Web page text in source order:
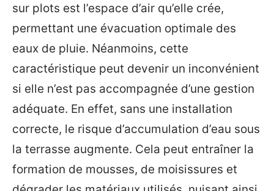
sur plots est l’espace d’air qu’elle crée,
permettant une évacuation optimale des
eaux de pluie. Néanmoins, cette
caractéristique peut devenir un inconvénient
si elle n’est pas accompagnée d’une gestion
adéquate. En effet, sans une installation
correcte, le risque d’accumulation d’eau sous
la terrasse augmente. Cela peut entraîner la
formation de mousses, de moisissures et